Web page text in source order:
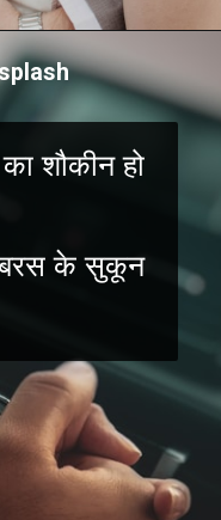
शौकीन हो
बरस के सुकून